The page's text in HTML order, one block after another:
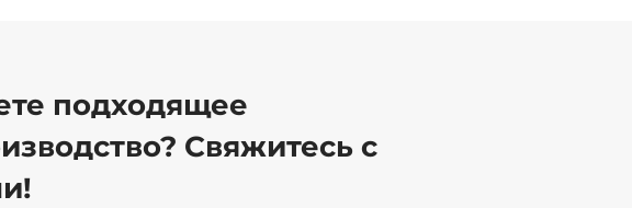
подходящее
Свяжитесь с